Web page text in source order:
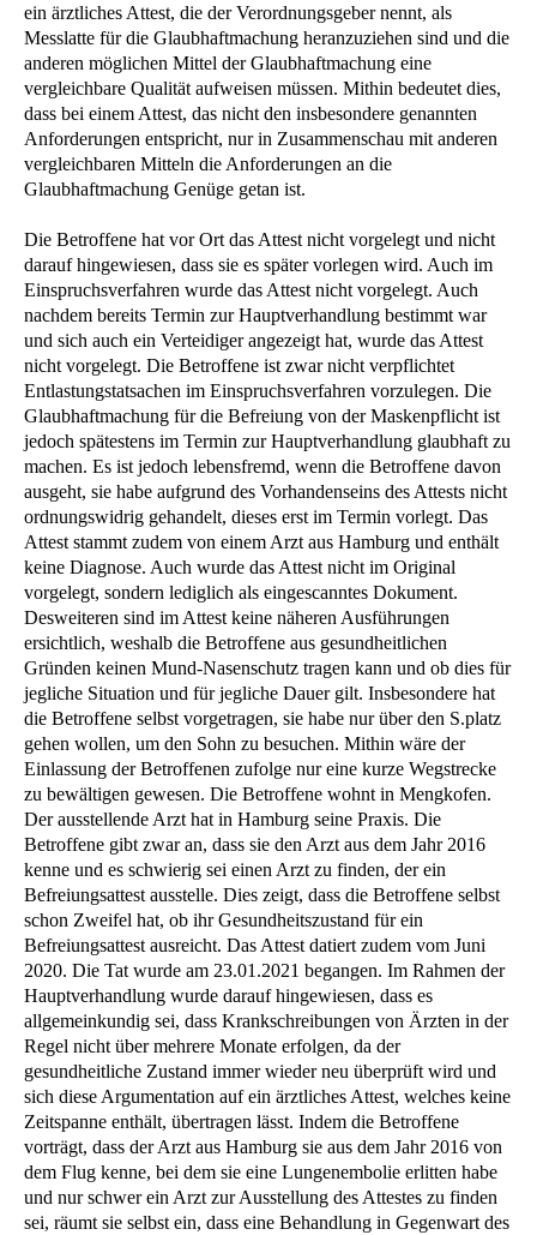
ein ärztliches Attest, die der Verordnungsgeber nennt, als
Messlatte für die Glaubhaftmachung heranzuziehen sind und die
anderen möglichen Mittel der Glaubhaftmachung eine
vergleichbare Qualität aufweisen müssen. Mithin bedeutet dies,
dass bei einem Attest, das nicht den insbesondere genannten
Anforderungen entspricht, nur in Zusammenschau mit anderen
vergleichbaren Mitteln die Anforderungen an die
Glaubhaftmachung Genüge getan ist.
Die Betroffene hat vor Ort das Attest nicht vorgelegt und nicht
darauf hingewiesen, dass sie es später vorlegen wird. Auch im
Einspruchsverfahren wurde das Attest nicht vorgelegt. Auch
nachdem bereits Termin zur Hauptverhandlung bestimmt war
und sich auch ein Verteidiger angezeigt hat, wurde das Attest
nicht vorgelegt. Die Betroffene ist zwar nicht verpflichtet
Entlastungstatsachen im Einspruchsverfahren vorzulegen. Die
Glaubhaftmachung für die Befreiung von der Maskenpflicht ist
jedoch spätestens im Termin zur Hauptverhandlung glaubhaft zu
machen. Es ist jedoch lebensfremd, wenn die Betroffene davon
ausgeht, sie habe aufgrund des Vorhandenseins des Attests nicht
ordnungswidrig gehandelt, dieses erst im Termin vorlegt. Das
Attest stammt zudem von einem Arzt aus Hamburg und enthält
keine Diagnose. Auch wurde das Attest nicht im Original
vorgelegt, sondern lediglich als eingescanntes Dokument.
Desweiteren sind im Attest keine näheren Ausführungen
ersichtlich, weshalb die Betroffene aus gesundheitlichen
Gründen keinen Mund-Nasenschutz tragen kann und ob dies für
jegliche Situation und für jegliche Dauer gilt. Insbesondere hat
die Betroffene selbst vorgetragen, sie habe nur über den S.platz
gehen wollen, um den Sohn zu besuchen. Mithin wäre der
Einlassung der Betroffenen zufolge nur eine kurze Wegstrecke
zu bewältigen gewesen. Die Betroffene wohnt in Mengkofen.
Der ausstellende Arzt hat in Hamburg seine Praxis. Die
Betroffene gibt zwar an, dass sie den Arzt aus dem Jahr 2016
kenne und es schwierig sei einen Arzt zu finden, der ein
Befreiungsattest ausstelle. Dies zeigt, dass die Betroffene selbst
schon Zweifel hat, ob ihr Gesundheitszustand für ein
Befreiungsattest ausreicht. Das Attest datiert zudem vom Juni
2020. Die Tat wurde am 23.01.2021 begangen. Im Rahmen der
Hauptverhandlung wurde darauf hingewiesen, dass es
allgemeinkundig sei, dass Krankschreibungen von Ärzten in der
Regel nicht über mehrere Monate erfolgen, da der
gesundheitliche Zustand immer wieder neu überprüft wird und
sich diese Argumentation auf ein ärztliches Attest, welches keine
Zeitspanne enthält, übertragen lässt. Indem die Betroffene
vorträgt, dass der Arzt aus Hamburg sie aus dem Jahr 2016 von
dem Flug kenne, bei dem sie eine Lungenembolie erlitten habe
und nur schwer ein Arzt zur Ausstellung des Attestes zu finden
sei, räumt sie selbst ein, dass eine Behandlung in Gegenwart des